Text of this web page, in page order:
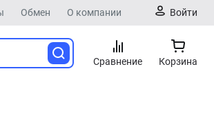
Обмен О компании Войти
Сравнение Корзина